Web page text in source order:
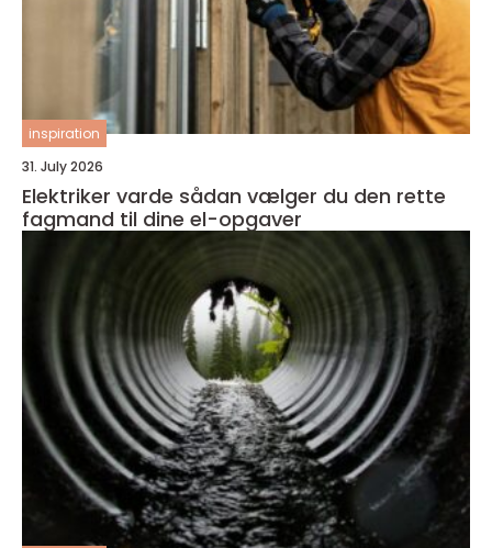
inspiration
31. July 2026
Elektriker varde sådan vælger du den rette
fagmand til dine el-opgaver